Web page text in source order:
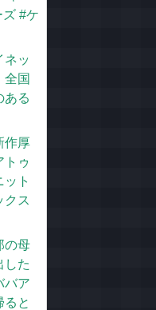
#ケ
ネッ
全国
ある
作厚
トゥ
ト
クス
の母
した
バア
と